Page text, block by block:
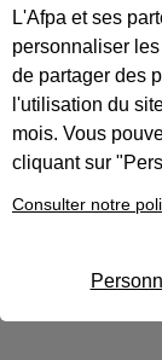
L'Afpa et ses
personnaliser
de partager des
l'utilisation du
mois. Vous
cliquant sur
Consulter notre